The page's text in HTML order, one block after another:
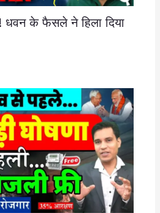
के फैसले ने हिला दिया